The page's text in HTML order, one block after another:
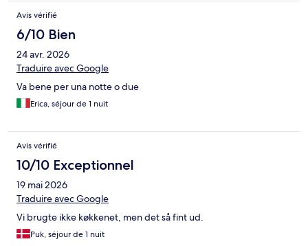
Avis vérifié
6/10 Bien
24 avr. 2026
Traduire avec Google
Va bene per una notte o due
Erica, séjour de 1 nuit
Avis vérifié
10/10 Exceptionnel
19 mai 2026
Traduire avec Google
Vi brugte ikke køkkenet, men det så fint ud.
Puk, séjour de 1 nuit